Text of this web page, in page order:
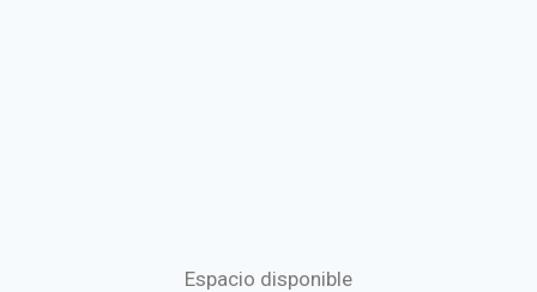
Espacio disponible